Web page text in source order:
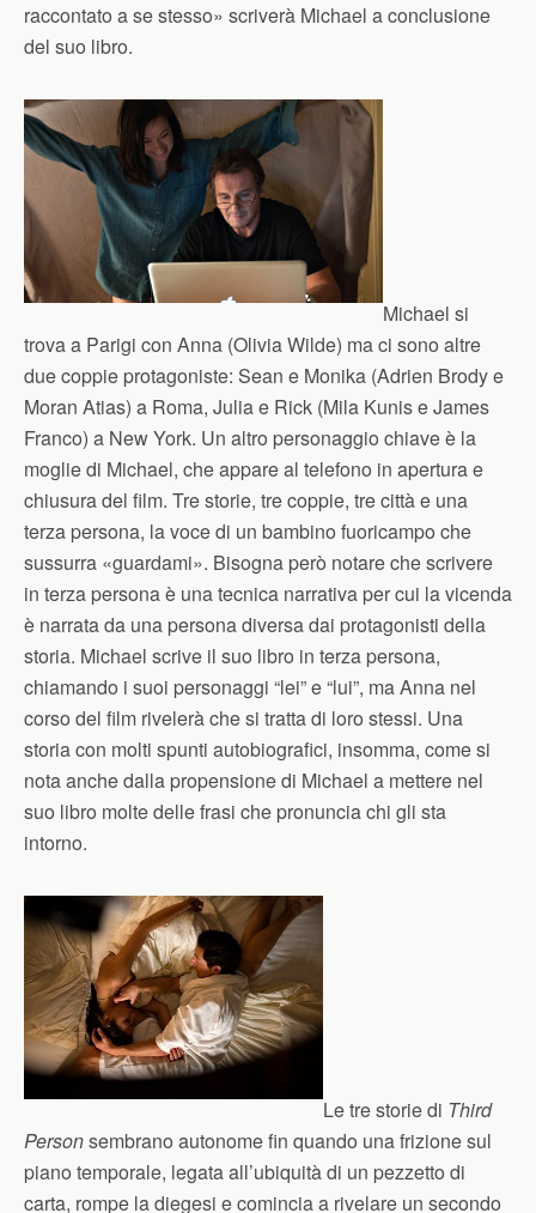
raccontato a se stesso» scriverà Michael a conclusione
del suo libro.
Michael si
trova a Parigi con Anna (Olivia Wilde) ma ci sono altre
due coppie protagoniste: Sean e Monika (Adrien Brody e
Moran Atias) a Roma, Julia e Rick (Mila Kunis e James
Franco) a New York. Un altro personaggio chiave è la
moglie di Michael, che appare al telefono in apertura e
chiusura del film. Tre storie, tre coppie, tre città e una
terza persona, la voce di un bambino fuoricampo che
sussurra «guardami». Bisogna però notare che scrivere
in terza persona è una tecnica narrativa per cui la vicenda
è narrata da una persona diversa dai protagonisti della
storia. Michael scrive il suo libro in terza persona,
chiamando i suoi personaggi “lei” e “lui”, ma Anna nel
corso del film rivelerà che si tratta di loro stessi. Una
storia con molti spunti autobiografici, insomma, come si
nota anche dalla propensione di Michael a mettere nel
suo libro molte delle frasi che pronuncia chi gli sta
intorno.
Le tre storie di Third
Personsembrano autonome fin quando una frizione sul
piano temporale, legata all’ubiquità di un pezzetto di
carta, rompe la diegesi e comincia a rivelare un secondo